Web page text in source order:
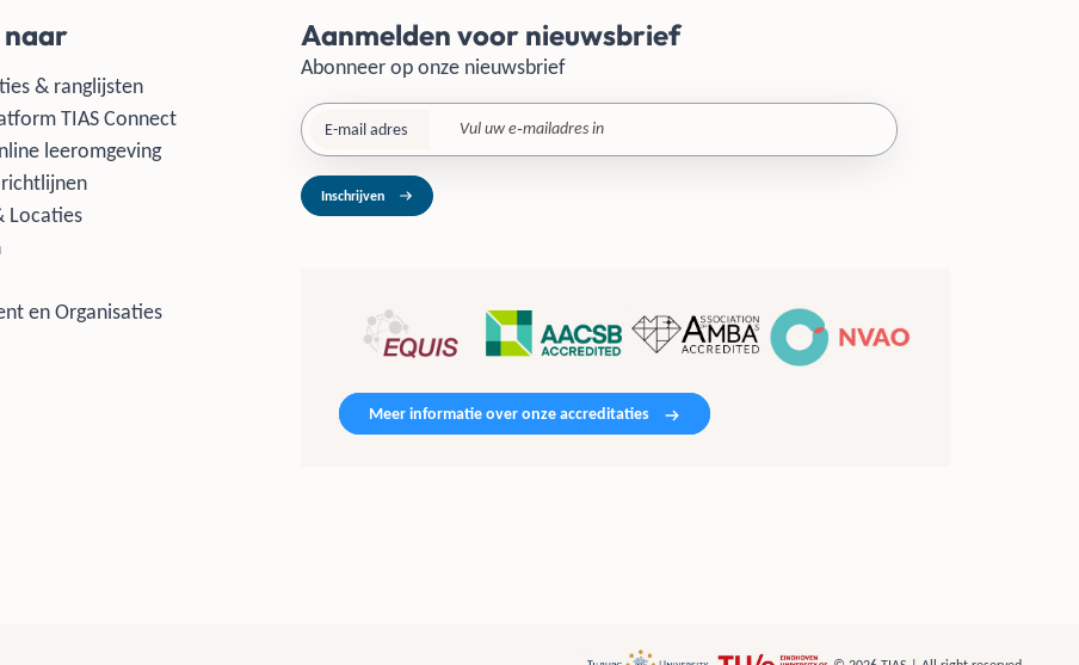
& ranglijsten
TIAS Connect
leeromgeving
Locaties
en Organisaties
Aanmelden voor nieuwsbrief
Abonneer op onze nieuwsbrief
E-mail adres
Inschrijven
Meer informatie over onze accreditaties